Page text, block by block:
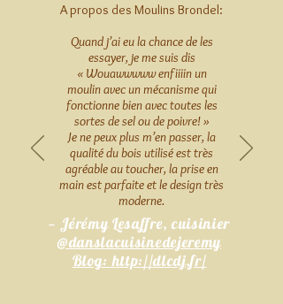
A propos des Moulins Brondel:
Quand j’ai eu la chance de les
essayer, je me suis dis
« Wouawwwww enfiiiin un
moulin avec un mécanisme qui
fonctionne bien avec toutes les
sortes de sel ou de poivre! »
Je ne peux plus m’en passer, la
qualité du bois utilisé est très
agréable au toucher, la prise en
main est parfaite et le design très
moderne.
— Jérémy Lesaffre, cuisinier
@danslacuisinedejeremy
Blog: http://dlcdj.fr/